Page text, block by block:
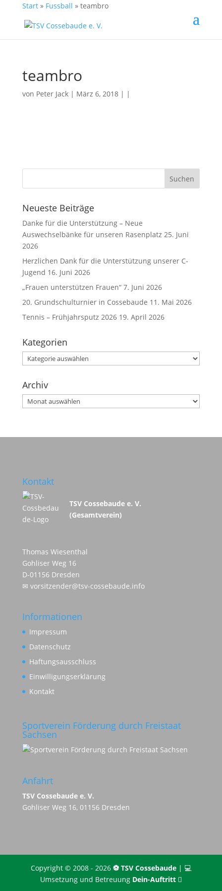
Start» Fussball » teambro
teambro
von Peter Jack| März 6, 2018 | |
Neueste Beiträge
Danke für die Unterstützung – Neue
Auswechselbänke für unseren Rasenplatz 25. Juni
2026
Herzlichen Dank für die Unterstützung unserer C-
Jugend 16. Juni 2026
„Frauen unterstützen Frauen“ 7. Juni 2026
20. Grundschulturnier in Cossebaude 11. Mai 2026
Tennis – Frühjahrsputz 2026 19. April 2026
Kategorien
Kategorien
Archiv
Archiv
Kontakt
TSV Cossebaude e. V.
(Gesamtverein)
Thomas Wiesenthal
Gohliser Weg 16
D-01156 Dresden
✉ vorsitzender@tsv-cossebaude.info
Informationen
Impressum
Datenschutz
Haftungsausschluss
Einwilligungserklärung
Kontakt
Sportverein Förderung durch Freistaat
Sachsen
Anfahrt
TSV Cossebaude e. V.
Gohliser Weg 16, 01156 Dresden
Copyright © 2008 - 2026 ⚽️ TSV Cossebaude| 💻
Umsetzung und Betreuung Dein-Auftritt